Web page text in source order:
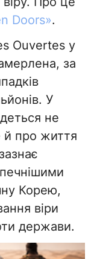
Doors».
Ouvertes у
за
У
не
й про життя
Корею,
віри
держави.